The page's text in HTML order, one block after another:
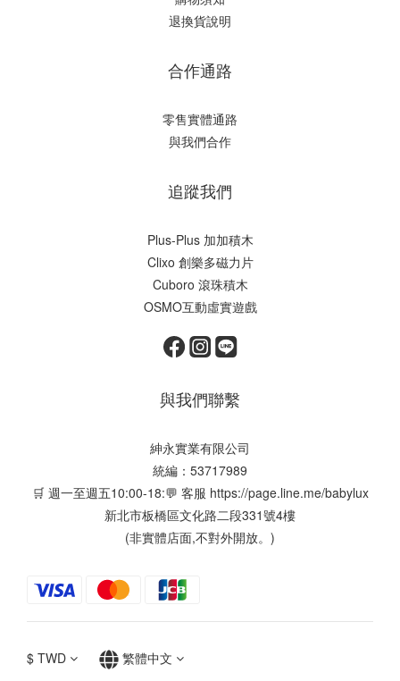
退換貨說明
合作通路
零售實體通路
與我們合作
追蹤我們
Plus-Plus 加加積木
Clixo 創樂多磁力片
Cuboro 滾珠積木
OSMO互動虛實遊戲
與我們聯繫
紳永實業有限公司
統編：53717989
🛒 週一至週五10:00-18:💬 客服 https://page.line.me/babylux
新北市板橋區文化路二段331號4樓
(非實體店面,不對外開放。)
$ TWD 繁體中文